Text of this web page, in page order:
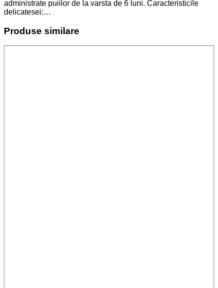
administrate puiilor de la varsta de 6 luni. Caracteristicile
delicatesei:…
Produse similare